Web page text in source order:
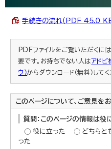
手続きの流れ（PDF 45.0 KB
PDFファイルをご覧いただくに
要です。お持ちでない人はアドビ
ウ）からダウンロード（無料）してく
このページについて、ご意見を
質問：このページの情報は役
役に立った
どちらと
った